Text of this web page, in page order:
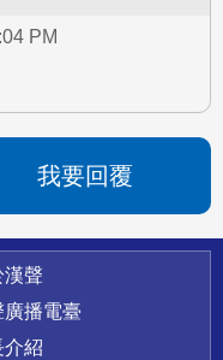
PM
我要回覆
漢聲
廣播電臺
介紹